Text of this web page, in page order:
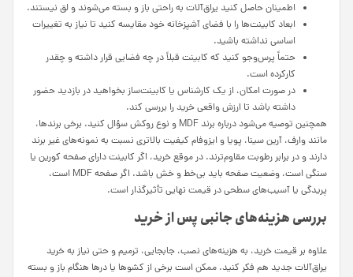
اطمینان حاصل کنید یراق‌آلات به راحتی باز و بسته می‌شوند و لق نیستند.
ابعاد کابینت‌ها را با فضای آشپزخانه خود مقایسه کنید تا نیاز به تغییرات
اساسی نداشته باشید.
حتماً پرس‌وجو کنید که کابینت قبلاً در چه فضایی قرار داشته و چقدر
کارکرده است.
در صورت امکان، از یک کارشناس یا کابینت‌ساز بخواهید در بازدید حضور
داشته باشد تا ارزش واقعی خرید را بررسی کند.
همچنین توصیه می‌شود درباره برند MDF و نوع روکش سؤال کنید. برخی برندها،
مانند وارف، آرین سینا، پویا و ایزوفام کیفیت بالاتری نسبت به نمونه‌های غیر برند
دارند و در برابر رطوبت مقاوم‌ترند. در موقع خرید، اگر کابینت دارای صفحه کورین یا
سنگی است، وضعیت صفحه باید بی‌خط و خش باشد. اگر صفحه MDF است،
پریدگی یا آسیب‌های سطحی در قیمت نهایی تأثیرگذار است.
بررسی هزینه‌های جانبی پس از خرید
علاوه بر قیمت خرید، به هزینه‌های نصب، جابجایی، ترمیم و حتی نیاز به خرید
یراق‌آلات جدید هم فکر کنید. ممکن است برخی از کشوها یا درها هنگام باز و بسته